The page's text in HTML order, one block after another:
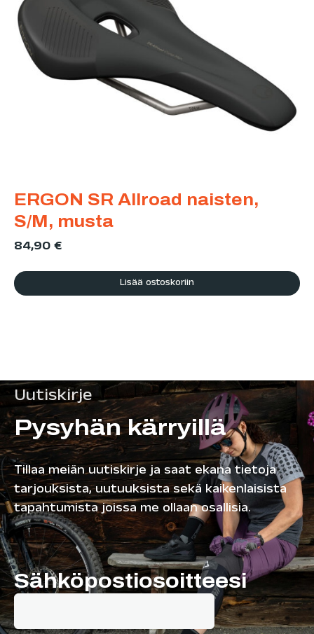
ERGON SR Allroad naisten,
S/M, musta
84,90€
Lisää ostoskoriin
Uutiskirje
Pysyhän kärryillä
Tillaa meiän uutiskirje ja saat ekana tietoja
tarjouksista, uutuuksista sekä kaikenlaisista
tapahtumista joissa me ollaan osallisia.
Sähköpostiosoitteesi